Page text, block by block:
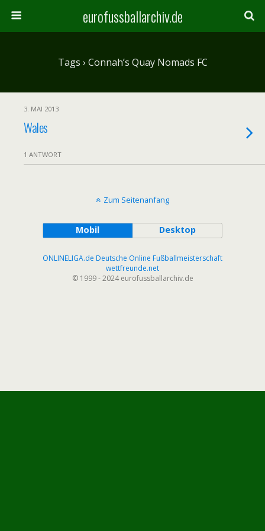
eurofussballarchiv.de
Tags › Connah’s Quay Nomads FC
3. MAI 2013
Wales
1 ANTWORT
Zum Seitenanfang
Mobil Desktop
ONLINELIGA.de Deutsche Online Fußballmeisterschaft
wettfreunde.net
© 1999 - 2024 eurofussballarchiv.de